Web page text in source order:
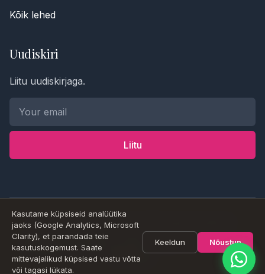
Kõik lehed
Uudiskiri
Liitu uudiskirjaga.
Liitu
© 2026 Goyoga Estonia OÜ. Kõik õigused kaitstud.
Kasutame küpsiseid analüütika
jaoks (Google Analytics, Microsoft
Clarity), et parandada teie
kasutuskogemust. Saate
mittevajalikud küpsised vastu võtta
või tagasi lükata.
Keeldun Nõustun
Telefoninumber *
Nimi
Saada